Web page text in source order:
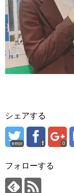
シェアする
error 0
フォローする